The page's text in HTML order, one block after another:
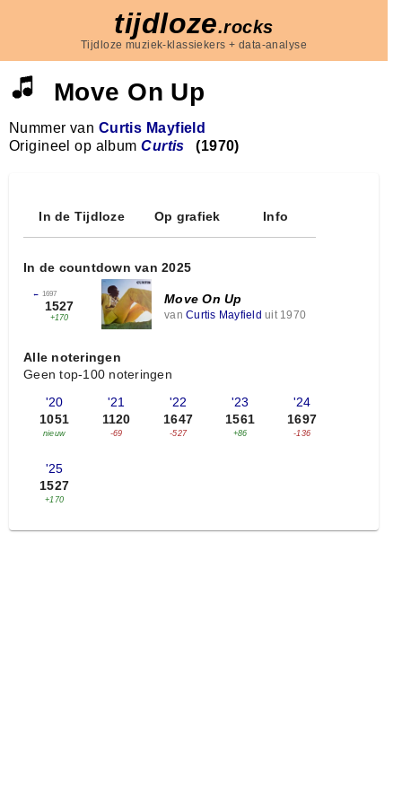
tijdloze.rocks
Tijdloze muziek-klassiekers + data-analyse
Move On Up
Nummer van Curtis Mayfield
Origineel op albumCurtis (1970)
In de Tijdloze Op grafiek Info
In de countdown van 2025
← 1697
1527
+170
Move On Up
van Curtis Mayfield uit 1970
Alle noteringen
Geen top-100 noteringen
'20
1051
nieuw
'21
1120
-69
'22
1647
-527
'23
1561
+86
'24
1697
-136
'25
1527
+170